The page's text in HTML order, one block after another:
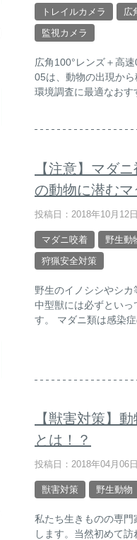
トレイルカメラ 広
監視カメラ
広角100°レンズ＋高
05は、動物の出現か
環境調査に最適なおす
【注意】マダ
の動物に潜むマ
投稿日：2018年10月12日
マダニ咬着 野生動
狩猟安全対策
野生のイノシシやシ
中型獣には必ずといっ
す。 マダニ類は感染
【獣害対策】
とは！？
投稿日：2018年04月06日
獣害対策 野生動物
私たち生きものの専
します。当然初めて